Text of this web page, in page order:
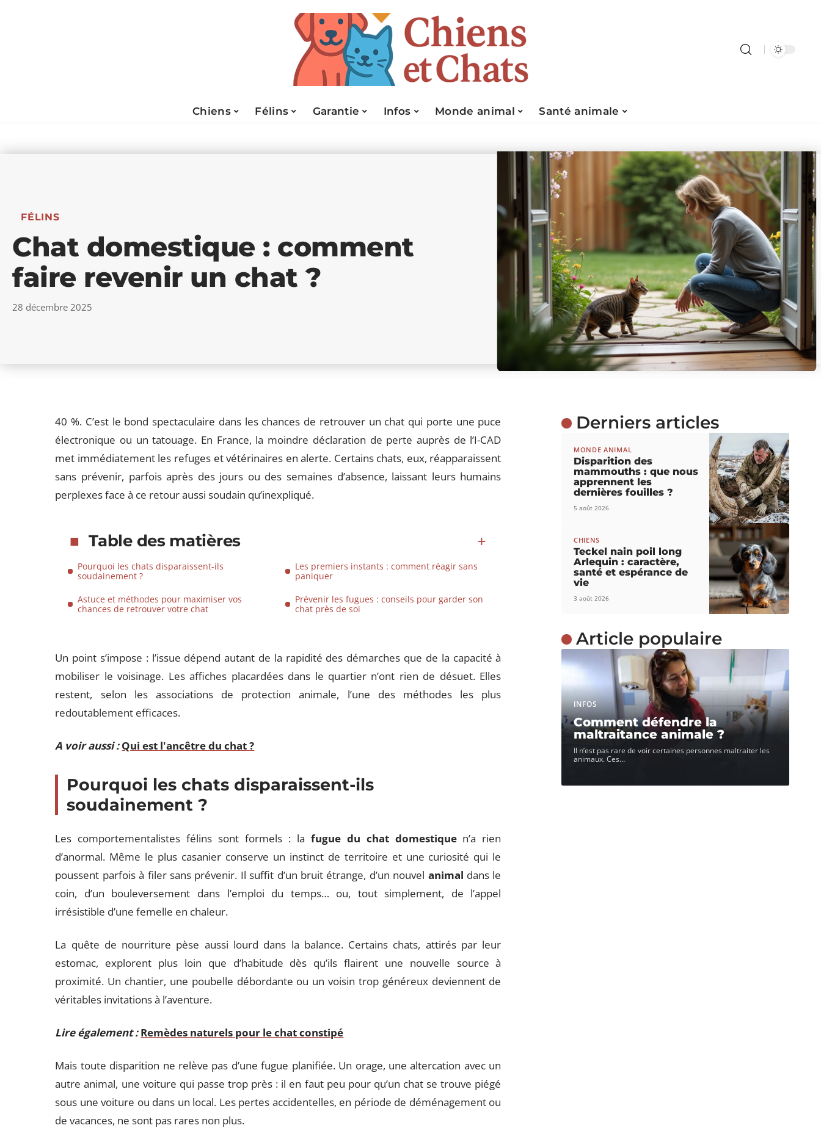
Chiens Félins Garantie Infos Monde animal Santé animale
FÉLINS
Chat domestique : comment
faire revenir un chat ?
28 décembre 2025
40 %. C’est le bond spectaculaire dans les chances de retrouver un chat qui porte une puce
électronique ou un tatouage. En France, la moindre déclaration de perte auprès de l’I-CAD
met immédiatement les refuges et vétérinaires en alerte. Certains chats, eux, réapparaissent
sans prévenir, parfois après des jours ou des semaines d’absence, laissant leurs humains
perplexes face à ce retour aussi soudain qu’inexpliqué.
Table des matières
Pourquoi les chats disparaissent-ils
soudainement ?
Les premiers instants : comment réagir sans
paniquer
Astuce et méthodes pour maximiser vos
chances de retrouver votre chat
Prévenir les fugues : conseils pour garder son
chat près de soi
Un point s’impose : l’issue dépend autant de la rapidité des démarches que de la capacité à
mobiliser le voisinage. Les affiches placardées dans le quartier n’ont rien de désuet. Elles
restent, selon les associations de protection animale, l’une des méthodes les plus
redoutablement efficaces.
A voir aussi : Qui est l'ancêtre du chat ?
Pourquoi les chats disparaissent-ils
soudainement ?
Les comportementalistes félins sont formels : la fugue du chat domestiquen’a rien
d’anormal. Même le plus casanier conserve un instinct de territoire et une curiosité qui le
poussent parfois à filer sans prévenir. Il suffit d’un bruit étrange, d’un nouvel animal dans le
coin, d’un bouleversement dans l’emploi du temps… ou, tout simplement, de l’appel
irrésistible d’une femelle en chaleur.
La quête de nourriture pèse aussi lourd dans la balance. Certains chats, attirés par leur
estomac, explorent plus loin que d’habitude dès qu’ils flairent une nouvelle source à
proximité. Un chantier, une poubelle débordante ou un voisin trop généreux deviennent de
véritables invitations à l’aventure.
Lire également : Remèdes naturels pour le chat constipé
Mais toute disparition ne relève pas d’une fugue planifiée. Un orage, une altercation avec un
autre animal, une voiture qui passe trop près : il en faut peu pour qu’un chat se trouve piégé
sous une voiture ou dans un local. Les pertes accidentelles, en période de déménagement ou
de vacances, ne sont pas rares non plus.
Derniers articles
MONDE ANIMAL
Disparition des
mammouths : que nous
apprennent les
dernières fouilles ?
5 août 2026
CHIENS
Teckel nain poil long
Arlequin : caractère,
santé et espérance de
vie
3 août 2026
Article populaire
INFOS
Comment défendre la
maltraitance animale ?
Il n’est pas rare de voir certaines personnes maltraiter les
animaux. Ces…